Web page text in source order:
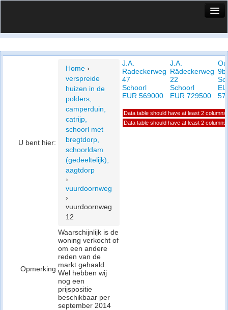
Vergelijk prijsposities - wijk
Cookie beleid
U bent hier:
Home ›
verspreide
huizen in de
polders,
camperduin,
catrijp,
schoorl met
bregtdorp,
schoorldam
(gedeeltelijk),
aagtdorp
›
vuurdoornweg
›
vuurdoornweg
12
Opmerking
Waarschijnlijk is de
woning verkocht of
om een andere
reden van de
markt gehaald.
Wel hebben wij
nog een
prijspositie
beschikbaar per
september 2014
J.A.
Radeckerweg
47
Schoorl
EUR 569000
J.A.
Rädeckerweg
22
Schoorl
EUR 729500
9b
Data table should have at least 2 columns
Data table should have at least 2 columns